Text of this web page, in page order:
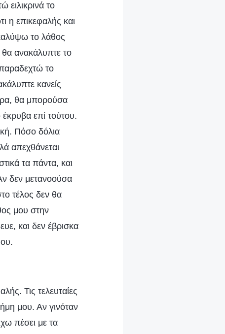
ειλικρινά το
η επικεφαλής και
το λάθος
θα ανακάλυπτε το
το
κανείς
θα μπορούσα
επί τούτου.
Πόσο δόλια
απεχθάνεται
τα πάντα, και
δεν μετανοούσα
τέλος δεν θα
μου στην
και δεν έβρισκα
Τις τελευταίες
μου. Αν γινόταν
πέσει με τα